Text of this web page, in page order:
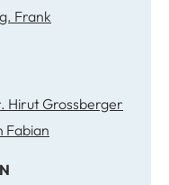
Frank
Hirut Grossberger
Fabian